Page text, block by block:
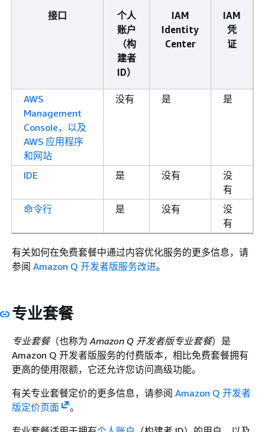
接口
个人
账户
（构
建者
ID）
IAM
Identity
Center
IAM
凭
证
AWS
Management
Console，以及
AWS 应用程序
和网站
没有 是 是
IDE 是 没有
没
有
命令行
是 没有
没
有
有关如何在免费套餐中通过内容优化服务的更多信息，请
参阅 Amazon Q 开发者版服务改进。
专业套餐
专业套餐（也称为Amazon Q 开发者版专业套餐）是
Amazon Q 开发者版服务的付费版本，相比免费套餐拥有
更高的使用限额，它还允许您访问高级功能。
有关专业套餐定价的更多信息，请参阅 Amazon Q 开发者
版定价页面
。